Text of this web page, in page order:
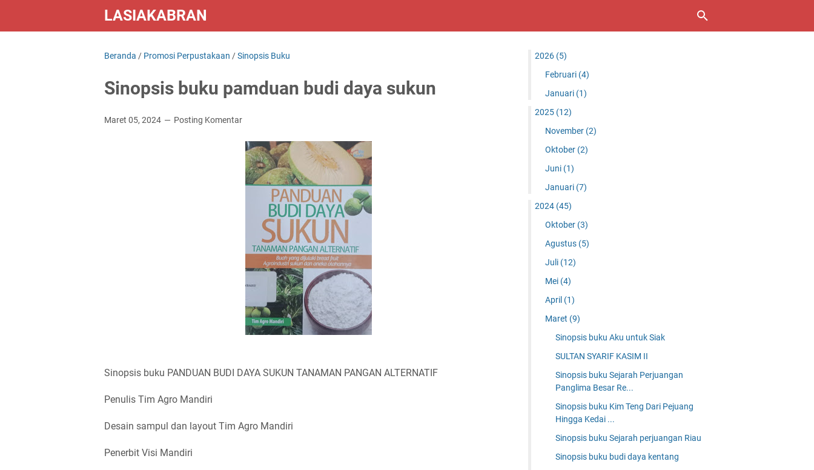
LASIAKABRAN
Beranda / Promosi Perpustakaan /Sinopsis Buku
Sinopsis buku pamduan budi daya sukun
Maret 05, 2024 Posting Komentar
Sinopsis buku PANDUAN BUDI DAYA SUKUN TANAMAN PANGAN ALTERNATIF
Penulis Tim Agro Mandiri
Desain sampul dan layout Tim Agro Mandiri
Penerbit Visi Mandiri
2026 (5)
Februari (4)
Januari (1)
2025 (12)
November (2)
Oktober (2)
Juni (1)
Januari (7)
2024 (45)
Oktober (3)
Agustus (5)
Juli (12)
Mei (4)
April (1)
Maret (9)
Sinopsis buku Aku untuk Siak
SULTAN SYARIF KASIM II
Sinopsis buku Sejarah Perjuangan
Panglima Besar Re...
Sinopsis buku Kim Teng Dari Pejuang
Hingga Kedai ...
Sinopsis buku Sejarah perjuangan Riau
Sinopsis buku budi daya kentang